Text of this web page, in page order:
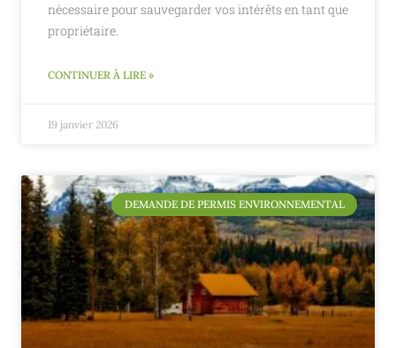
nécessaire pour sauvegarder vos intérêts en tant que
propriétaire.
CONTINUER À LIRE »
19 janvier 2026
DEMANDE DE PERMIS ENVIRONNEMENTAL